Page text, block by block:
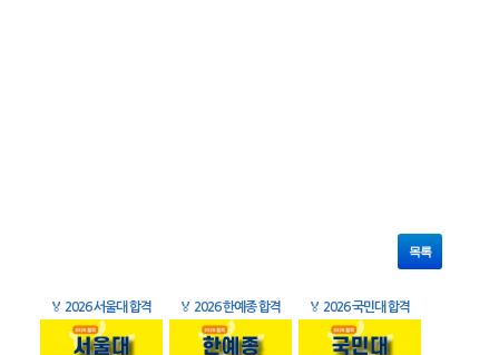
목록
🏅 2026 서울대 합격 🏅 2026 한예종 합격 🏅 2026 국민대 합격